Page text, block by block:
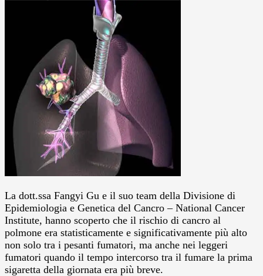
La dott.ssa Fangyi Gu e il suo team della Divisione di
Epidemiologia e Genetica del Cancro – National Cancer
Institute, hanno scoperto che il rischio di cancro al
polmone era statisticamente e significativamente più alto
non solo tra i pesanti fumatori, ma anche nei leggeri
fumatori quando il tempo intercorso tra il fumare la prima
sigaretta della giornata era più breve.